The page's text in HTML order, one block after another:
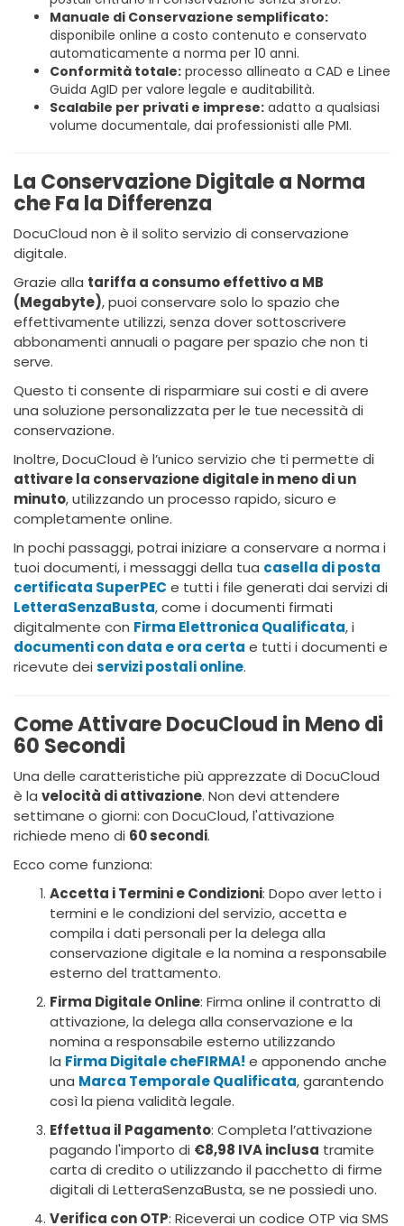
Manuale di Conservazione semplificato:
disponibile online a costo contenuto e conservato
automaticamente a norma per 10 anni.
Conformità totale: processo allineato a CAD e Linee
Guida AgID per valore legale e auditabilità.
Scalabile per privati e imprese: adatto a qualsiasi
volume documentale, dai professionisti alle PMI.
La Conservazione Digitale a Norma
che Fa la Differenza
DocuCloud non è il solito servizio di conservazione
digitale.
Grazie alla tariffa a consumo effettivo a MB
(Megabyte), puoi conservare solo lo spazio che
effettivamente utilizzi, senza dover sottoscrivere
abbonamenti annuali o pagare per spazio che non ti
serve.
Questo ti consente di risparmiare sui costi e di avere
una soluzione personalizzata per le tue necessità di
conservazione.
Inoltre, DocuCloud è l’unico servizio che ti permette di
attivare la conservazione digitale in meno di un
minuto, utilizzando un processo rapido, sicuro e
completamente online.
In pochi passaggi, potrai iniziare a conservare a norma i
tuoi documenti, i messaggi della tua casella di posta
certificata SuperPEC e tutti i file generati dai servizi di
LetteraSenzaBusta, come i documenti firmati
digitalmente con Firma Elettronica Qualificata, i
documenti con data e ora certa e tutti i documenti e
ricevute dei servizi postali online.
Come Attivare DocuCloud in Meno di
60 Secondi
Una delle caratteristiche più apprezzate di DocuCloud
è la velocità di attivazione. Non devi attendere
settimane o giorni: con DocuCloud, l'attivazione
richiede meno di 60 secondi.
Ecco come funziona:
Accetta i Termini e Condizioni: Dopo aver letto i
termini e le condizioni del servizio, accetta e
compila i dati personali per la delega alla
conservazione digitale e la nomina a responsabile
esterno del trattamento.
Firma Digitale Online: Firma online il contratto di
attivazione, la delega alla conservazione e la
nomina a responsabile esterno utilizzando
la Firma Digitale cheFIRMA! e apponendo anche
una Marca Temporale Qualificata, garantendo
così la piena validità legale.
Effettua il Pagamento: Completa l’attivazione
pagando l'importo di €8,98 IVA inclusa tramite
carta di credito o utilizzando il pacchetto di firme
digitali di LetteraSenzaBusta, se ne possiedi uno.
Verifica con OTP: Riceverai un codice OTP via SMS